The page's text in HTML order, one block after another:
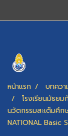
หน้าแรก บทคว
โรงเรียนมัธย
นวัตกรรมสะเต็มศึ
NATIONAL Basic